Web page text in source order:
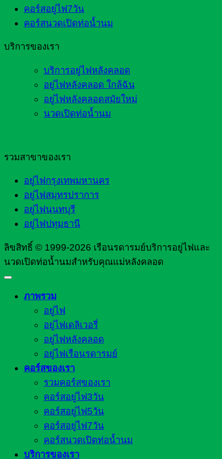
คอร์สอยู่ไฟ7วัน
คอร์สนวดเปิดท่อน้ำนม
บริการของเรา
บริการอยู่ไฟหลังคลอด
อยู่ไฟหลังคลอด ใกล้ฉัน
อยู่ไฟหลังคลอดสมัยใหม่
นวดเปิดท่อน้ำนม
รวมสาขาของเรา
อยู่ไฟกรุงเทพมหานคร
อยู่ไฟสมุทรปราการ
อยู่ไฟนนทบุรี
อยู่ไฟปทุมธานี
ลิขสิทธิ์ © 1999-2026 เรือนรดารมย์บริการอยู่ไฟและ
นวดเปิดท่อน้ำนมสำหรับคุณแม่หลังคลอด
ภาพรวม
อยู่ไฟ
อยู่ไฟเดลิเวอรี่
อยู่ไฟหลังคลอด
อยู่ไฟเรือนรดารมย์
คอร์สของเรา
รวมคอร์สของเรา
คอร์สอยู่ไฟ3วัน
คอร์สอยู่ไฟ5วัน
คอร์สอยู่ไฟ7วัน
คอร์สนวดเปิดท่อน้ำนม
บริการของเรา